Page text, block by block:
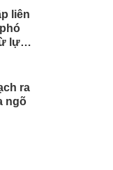
liên
lực
ra
ngõ